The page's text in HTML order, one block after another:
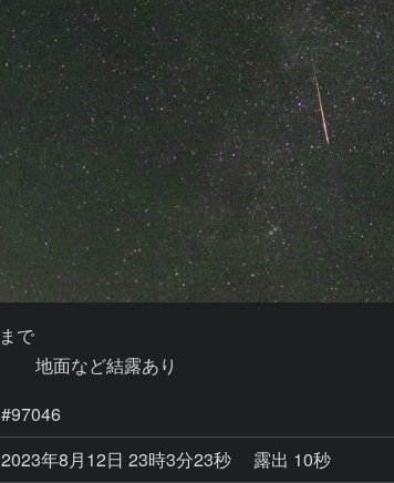
#97046
2023年8月12日 23時3分23秒
露出 10秒